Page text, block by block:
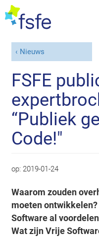
Nieuws
FSFE
“Publiek
Code!"
op: 2019-01-24
Waarom zouden
moeten
Software al
Wat zijn Vrije